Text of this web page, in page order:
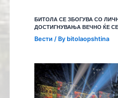
БИТОЛА СЕ ЗБОГУВА СО
ДОСТИГНУВАЊА ВЕЧНО ЌЕ
Вести / By bitolaopshtina